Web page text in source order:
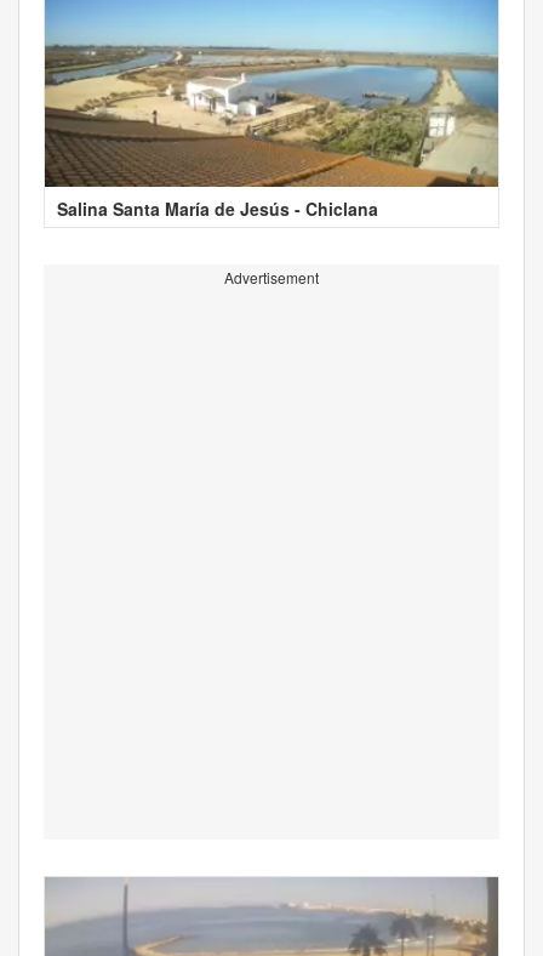
Salina Santa María de Jesús - Chiclana
Advertisement